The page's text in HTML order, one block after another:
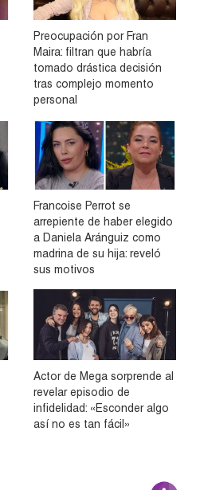
Preocupación por Fran
Maira: filtran que habría
tomado drástica decisión
tras complejo momento
personal
Francoise Perrot se
arrepiente de haber elegido
a Daniela Aránguiz como
madrina de su hija: reveló
sus motivos
Actor de Mega sorprende al
revelar episodio de
infidelidad: «Esconder algo
así no es tan fácil»